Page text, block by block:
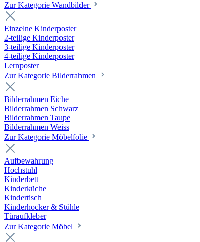
Zur Kategorie Wandbilder
Einzelne Kinderposter
2-teilige Kinderposter
3-teilige Kinderposter
4-teilige Kinderposter
Lernposter
Zur Kategorie Bilderrahmen
Bilderrahmen Eiche
Bilderrahmen Schwarz
Bilderrahmen Taupe
Bilderrahmen Weiss
Zur Kategorie Möbelfolie
Aufbewahrung
Hochstuhl
Kinderbett
Kinderküche
Kindertisch
Kinderhocker & Stühle
Türaufkleber
Zur Kategorie Möbel